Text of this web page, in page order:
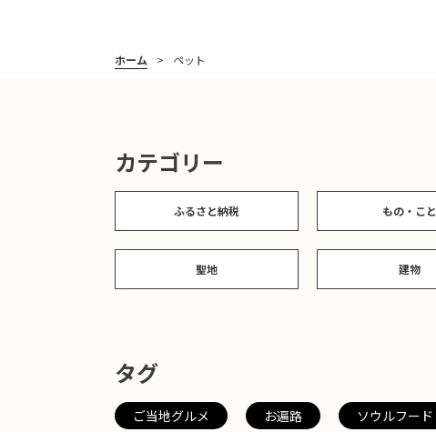
ホーム ペット
カテゴリー
ふるさと納税 もの・こと
聖地 建物
タグ
ご当地グルメ お遍路 ソウルフード